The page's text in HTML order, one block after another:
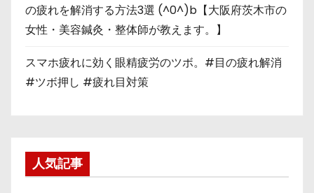
の疲れを解消する方法3選 (^0^)b【大阪府茨木市の
女性・美容鍼灸・整体師が教えます。】
スマホ疲れに効く眼精疲労のツボ。#目の疲れ解消
#ツボ押し #疲れ目対策
人気記事